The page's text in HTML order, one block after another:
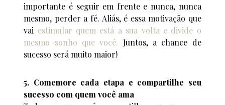
importante é seguir em frente e nunca, nunca
mesmo, perder a fé. Aliás, é essa motivação que
vai estimular quem está a sua volta e divide o
mesmo sonho que você. Juntos, a chance de
sucesso será muito maior!
5. Comemore cada etapa e compartilhe seu
sucesso com quem você ama